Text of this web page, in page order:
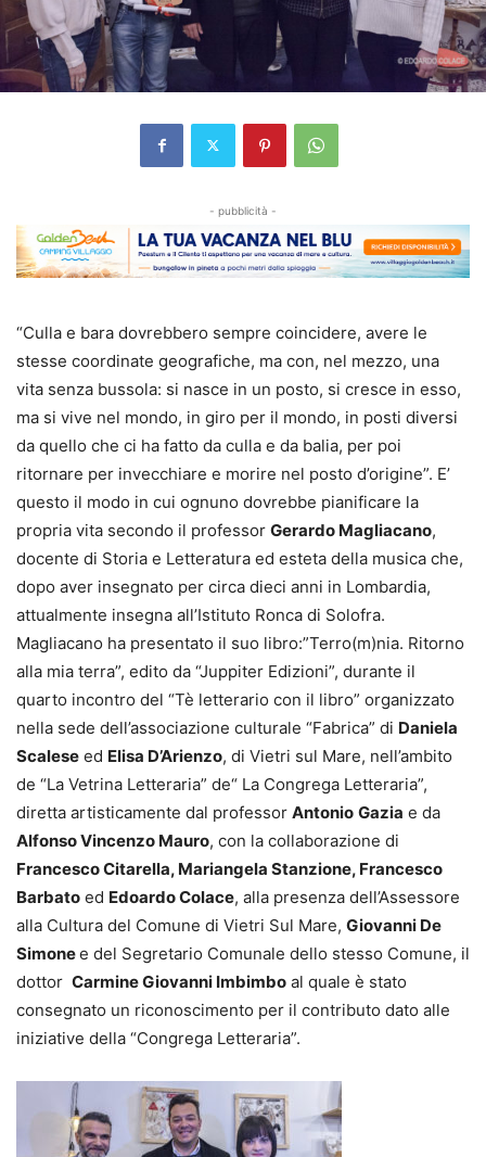
- pubblicità -
“Culla e bara dovrebbero sempre coincidere, avere le
stesse coordinate geografiche, ma con, nel mezzo, una
vita senza bussola: si nasce in un posto, si cresce in esso,
ma si vive nel mondo, in giro per il mondo, in posti diversi
da quello che ci ha fatto da culla e da balia, per poi
ritornare per invecchiare e morire nel posto d’origine”. E’
questo il modo in cui ognuno dovrebbe pianificare la
propria vita secondo il professor Gerardo Magliacano,
docente di Storia e Letteratura ed esteta della musica che,
dopo aver insegnato per circa dieci anni in Lombardia,
attualmente insegna all’Istituto Ronca di Solofra.
Magliacano ha presentato il suo libro:”Terro(m)nia. Ritorno
alla mia terra”, edito da “Juppiter Edizioni”, durante il
quarto incontro del “Tè letterario con il libro” organizzato
nella sede dell’associazione culturale “Fabrica” di Daniela
Scalese ed Elisa D’Arienzo, di Vietri sul Mare, nell’ambito
de “La Vetrina Letteraria” de“ La Congrega Letteraria”,
diretta artisticamente dal professor Antonio Gazia e da
Alfonso Vincenzo Mauro, con la collaborazione di
Francesco Citarella, Mariangela Stanzione, Francesco
Barbato ed Edoardo Colace, alla presenza dell’Assessore
alla Cultura del Comune di Vietri Sul Mare, Giovanni De
Simonee del Segretario Comunale dello stesso Comune, il
dottor Carmine Giovanni Imbimbo al quale è stato
consegnato un riconoscimento per il contributo dato alle
iniziative della “Congrega Letteraria”.